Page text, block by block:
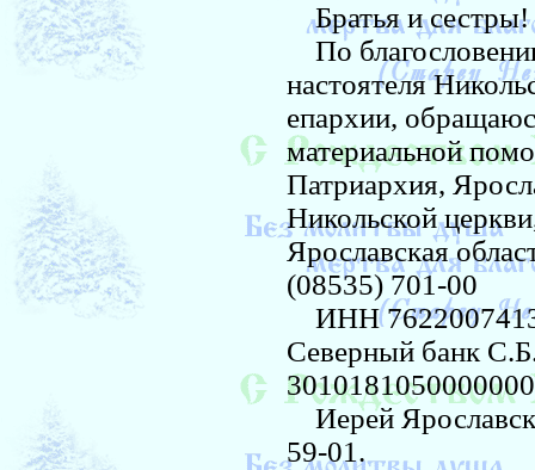
Братья и сестры!
По
настоятеля
епархии,
материальной
Патриархия,
Никольской
Ярославская
(08535) 701-00
ИНН
Северный банк
Иерей
59-01.